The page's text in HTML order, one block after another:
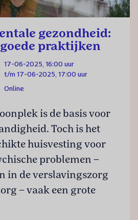
gezondheid:
praktijken
17-06-2025, 16:00 uur
t/m 17-06-2025, 17:00 uur
Online
is de basis voor
Toch is het
huisvesting voor
problemen –
in de verslavingszorg
– vaak een grote